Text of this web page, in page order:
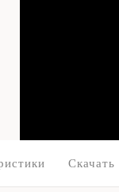
Скачать